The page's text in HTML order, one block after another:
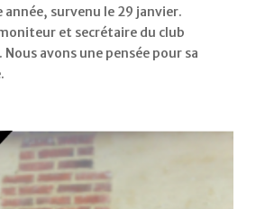
année, survenu le 29 janvier.
et secrétaire du club
avons une pensée pour sa